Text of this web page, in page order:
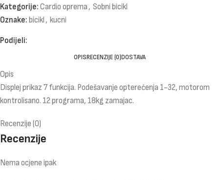
Kategorije: Cardio oprema , Sobni bicikl
Oznake: bicikl , kucni
Podijeli:
OPISRECENZIJE (0)DOSTAVA
Opis
Displej prikaz 7 funkcija. Podešavanje opterećenja 1-32, motorom
kontrolisano. 12 programa, 18kg zamajac.
Recenzije (0)
Recenzije
Nema ocjene ipak